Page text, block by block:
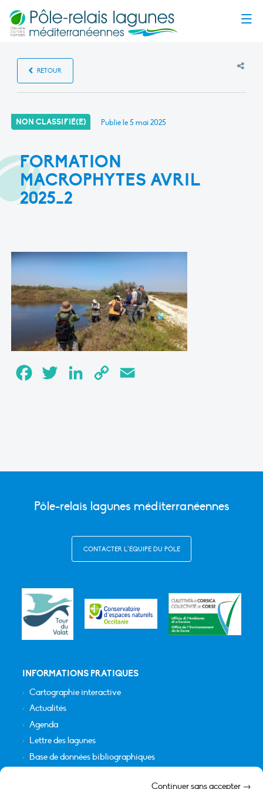
Continuer sans accepter →
RETOUR
NON CLASSIFIÉ(E) Publié le5 mai 2025
FORMATION
MACROPHYTES AVRIL
2025_2
FacebookTwitter LinkedInCopy
Pôle-relais lagunes méditerranéennes
CONTACTER L’ÉQUIPE DU PÔLE
INFORMATIONS PRATIQUES
Cartographie interactive
Actualités
Agenda
Lettre des lagunes
Base de données bibliographiques